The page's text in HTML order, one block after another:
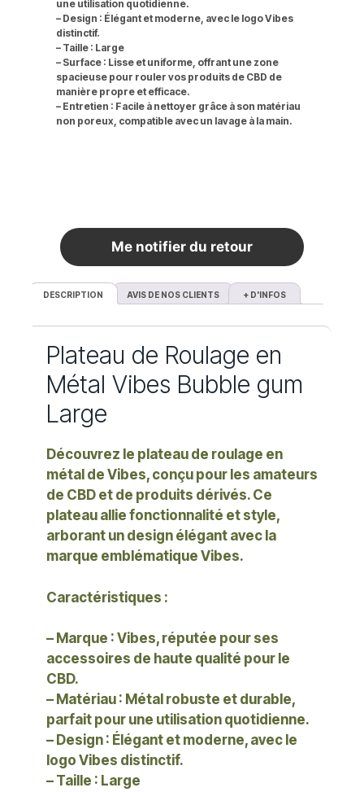
une utilisation quotidienne.
– Design : Élégant et moderne, avec le logo Vibes
distinctif.
– Taille : Large
– Surface : Lisse et uniforme, offrant une zone
spacieuse pour rouler vos produits de CBD de
manière propre et efficace.
– Entretien : Facile à nettoyer grâce à son matériau
non poreux, compatible avec un lavage à la main.
Me notifier du retour
DESCRIPTION AVIS DE NOS CLIENTS + D'INFOS
Plateau de Roulage en
Métal Vibes Bubble gum
Large
Découvrez le plateau de roulage en
métal de Vibes, conçu pour les amateurs
de CBD et de produits dérivés. Ce
plateau allie fonctionnalité et style,
arborant un design élégant avec la
marque emblématique Vibes.
Caractéristiques :
– Marque : Vibes, réputée pour ses
accessoires de haute qualité pour le
CBD.
– Matériau : Métal robuste et durable,
parfait pour une utilisation quotidienne.
– Design : Élégant et moderne, avec le
logo Vibes distinctif.
– Taille : Large